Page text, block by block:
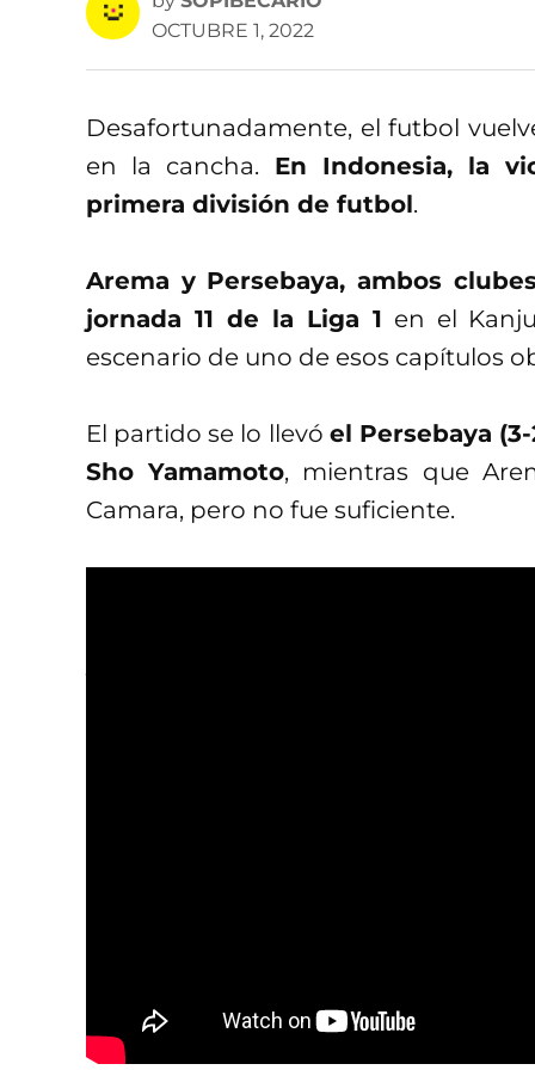
OCTUBRE 1, 2022
Desafortunadamente, el futbol
en la cancha. En Indonesia, la
primera división de futbol.
Arema y Persebaya, ambos
jornada 11 de la Liga 1 en el
escenario de uno de esos capítulos
El partido se lo llevó el Persebaya
Sho Yamamoto, mientras que
Camara, pero no fue suficiente.
Atlas.